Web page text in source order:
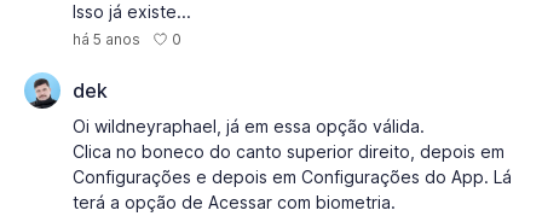
Isso já existe...
há 5 anos 0
dek
Oi wildneyraphael, já em essa opção válida.
Clica no boneco do canto superior direito, depois em
Configurações e depois em Configurações do App. Lá
terá a opção de Acessar com biometria.